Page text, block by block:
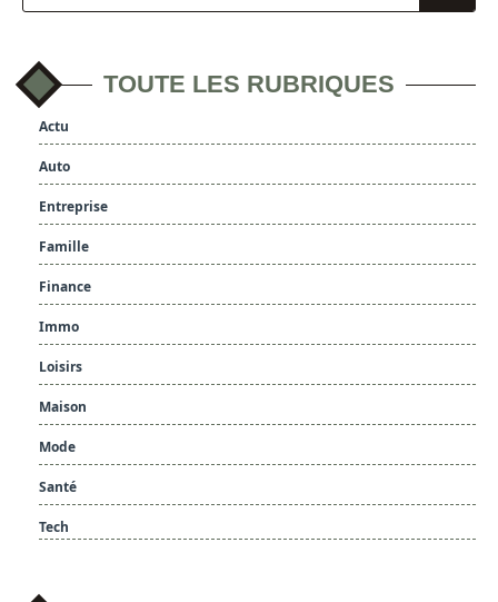
TOUTE LES RUBRIQUES
Actu
Auto
Entreprise
Famille
Finance
Immo
Loisirs
Maison
Mode
Santé
Tech